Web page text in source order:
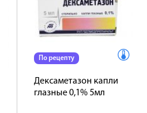
По рецепту
Дексаметазон капли
глазные 0,1% 5мл